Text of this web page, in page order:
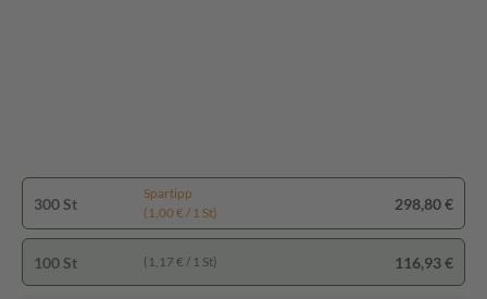
300 St
Spartipp
(1,00 € / 1 St)
298,80 €
100 St (1,17 € / 1 St) 116,93 €